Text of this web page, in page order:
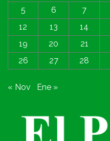
5
6 7
12
13 14
19
20 21
26
27 28
« Nov Ene »